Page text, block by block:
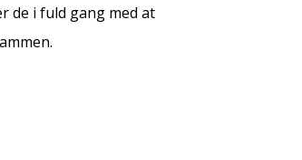
de i fuld gang med at